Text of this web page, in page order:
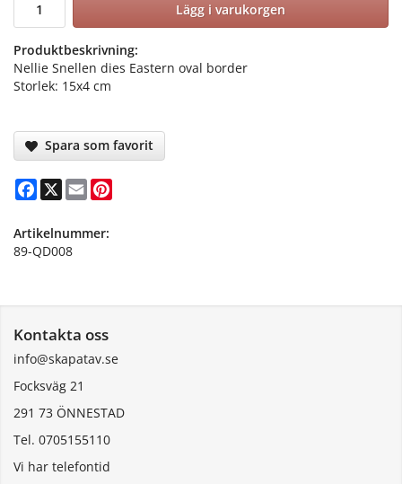
Lägg i varukorgen
Produktbeskrivning:
Nellie Snellen dies Eastern oval border
Storlek: 15x4 cm
Spara som favorit
Facebook
X Email
Artikelnummer:
89-QD008
Kontakta oss
info@skapatav.se
Focksväg 21
291 73 ÖNNESTAD
Tel. 0705155110
Vi har telefontid